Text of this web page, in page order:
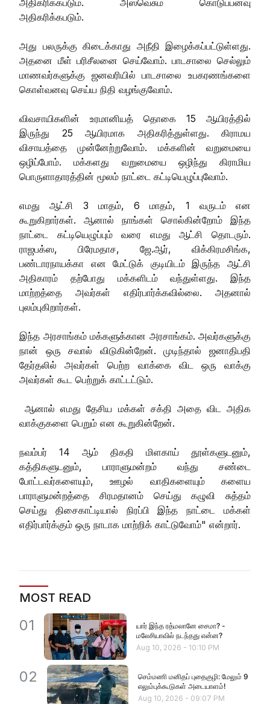
அதிகரிக்கபடும்.
அது பலருக்கு கிடைக்காது அநீதி இழைக்கப்பட்டுள்ளது.
அதனை மீள் பரிசீலனை செய்வோம். பாடசாலை செல்லும்
மாணவர்களுக்கு ஜனவரியில் பாடசாலை உபகரணங்களை
கொள்வனவு செய்ய நிதி வழங்குவோம்.
விவசாயிகளின் உரமானியத் தொகை 15 ஆயிரத்தில்
இருந்து 25 ஆயிரமாக அதிகரித்துள்ளது. கிராமய
விசாயத்தை முன்னேற்றுவோம். மக்களின் வறுமையை
ஒழிப்போம். மக்களது வறுமையை ஒழிந்து கிராமிய
பொருளாதாரத்தின் மூலம் நாட்டை கட்டியெழுப்புவோம்.
எமது ஆட்சி 3 மாதம், 6 மாதம், 1 வருடம் என
கூறுகிறார்கள். ஆனால் நாங்கள் சொல்கின்றோம் இந்த
நாட்டை கட்டியெழுப்பும் வரை எமது ஆட்சி தொடரும்.
ராஜபக்ஸ, பிரேமதாச, ஜே.ஆர், விக்கிரமசிங்க,
பண்டாரநாயக்கா என மேட்டுக் குடியிடம் இருந்த ஆட்சி
அதிகாரம் தற்போது மக்களிடம் வந்துள்ளது. இந்த
மாற்றத்தை அவர்கள் எதிர்பார்க்கவில்லை. அதனால்
புலம்புகிறார்கள்.
இந்த அரசாங்கம் மக்களுக்கான அரசாங்கம். அவர்களுக்கு
நான் ஒரு சவால் விடுகின்றேன். முடிந்தால் ஜனாதிபதி
தேர்தலில் அவர்கள் பெற்ற வாக்கை விட ஒரு வாக்கு
அவர்கள் கூட பெற்றுக் காட்டட்டும்.
ஆனால் எமது தேசிய மக்கள் சக்தி அதை விட அதிக
வாக்குகளை பெறும் என கூறுகின்றேன்.
நவம்பர் 14 ஆம் திகதி மிளகாய் தூள்களுடனும்,
கத்திகளுடனும், பாராளுமன்றம் வந்து சண்டை
போட்டவர்களையும், ஊழல் வாதிகளையும் களைய
பாராளுமன்றத்தை சிரமதானம் செய்து கழுவி சுத்தம்
செய்து திசைகாட்டியால் நிரப்பி இந்த நாட்டை மக்கள்
எதிர்பார்க்கும் ஒரு நாடாக மாற்றிக் காட்டுவோம்" என்றார்.
MOST READ
01
யார் இந்த ரத்மலானே சைமா? -
மலேசியாவில் நடந்தது என்ன?
Aug 10, 2026 - 10:10 PM
02
செம்மணி மனிதப் புதைகுழி: மேலும் 9
எலும்புக்கூடுகள் அடையாளம்!
Aug 10, 2026 - 09:07 PM